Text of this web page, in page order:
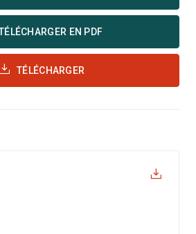
EN PDF
TÉLÉCHARGER